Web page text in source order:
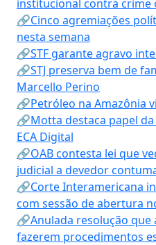
institucional contra crime
🔗Cinco agremiações
nesta semana
🔗STF garante agravo
🔗STJ preserva bem de
Marcello Perino
🔗Petróleo na Amazônia
🔗Motta destaca papel
ECA Digital
🔗OAB contesta lei que
judicial a devedor
🔗Corte Interamericana
com sessão de abertura
🔗Anulada resolução
fazerem procedimentos